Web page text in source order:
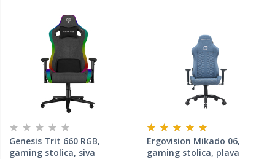
Genesis Trit 660 RGB,
gaming stolica, siva
Ergovision Mikado 06,
gaming stolica, plava